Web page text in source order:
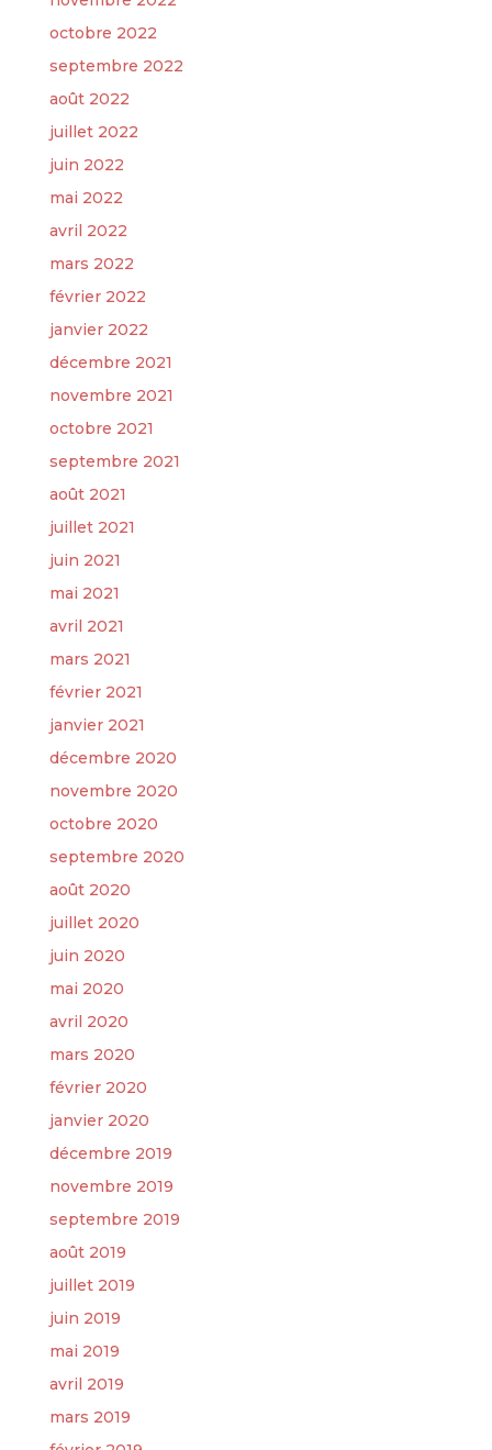
octobre 2022
septembre 2022
août 2022
juillet 2022
juin 2022
mai 2022
avril 2022
mars 2022
février 2022
janvier 2022
décembre 2021
novembre 2021
octobre 2021
septembre 2021
août 2021
juillet 2021
juin 2021
mai 2021
avril 2021
mars 2021
février 2021
janvier 2021
décembre 2020
novembre 2020
octobre 2020
septembre 2020
août 2020
juillet 2020
juin 2020
mai 2020
avril 2020
mars 2020
février 2020
janvier 2020
décembre 2019
novembre 2019
septembre 2019
août 2019
juillet 2019
juin 2019
mai 2019
avril 2019
mars 2019